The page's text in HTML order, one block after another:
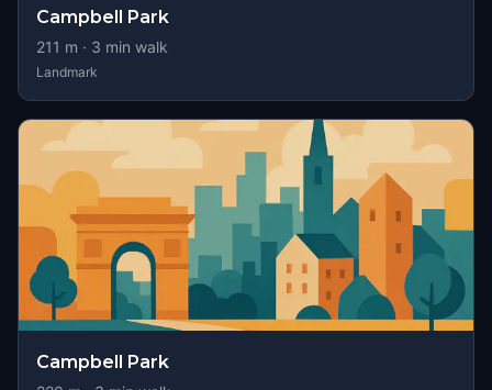
Campbell Park
211 m · 3 min walk
Landmark
Campbell Park